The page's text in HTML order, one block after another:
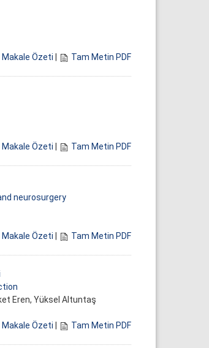
Makale Özeti
Tam Metin PDF
Makale Özeti
Tam Metin PDF
neurosurgery
Makale Özeti
Tam Metin PDF
Eren, Yüksel Altuntaş
Makale Özeti
Tam Metin PDF